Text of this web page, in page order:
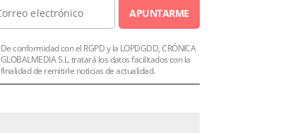
APUNTARME
De conformidad con el RGPD y la LOPDGDD, CRÓNICA
GLOBALMEDIA S.L. tratará los datos facilitados con la
finalidad de remitirle noticias de actualidad.